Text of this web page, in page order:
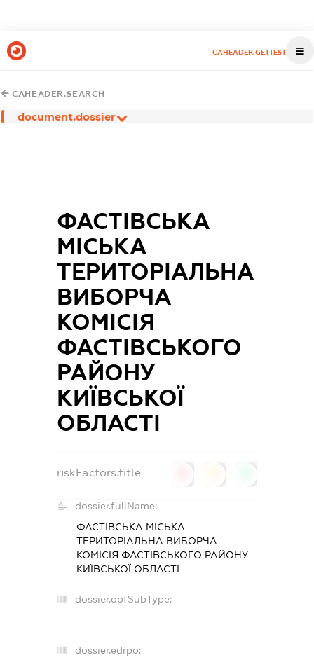
CAHEADER.GETTEST
CAHEADER.SEARCH
document.dossier
ФАСТІВСЬКА
МІСЬКА
ТЕРИТОРІАЛЬНА
ВИБОРЧА
КОМІСІЯ
ФАСТІВСЬКОГО
РАЙОНУ
КИЇВСЬКОЇ
ОБЛАСТІ
riskFactors.title
dossier.fullName:
ФАСТІВСЬКА МІСЬКА
ТЕРИТОРІАЛЬНА ВИБОРЧА
КОМІСІЯ ФАСТІВСЬКОГО РАЙОНУ
КИЇВСЬКОЇ ОБЛАСТІ
dossier.opfSubType:
-
dossier.edrpo: